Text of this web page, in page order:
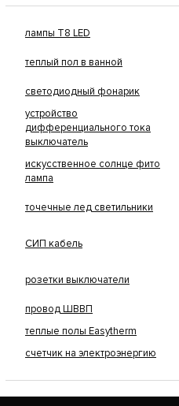
лампы Т8 LED
теплый пол в ванной
светодиодный фонарик
устройство
дифференциального тока
выключатель
искусственное солнце фито
лампа
точечные лед светильники
СИП кабель
розетки выключатели
провод ШВВП
теплые полы Easytherm
счетчик на электроэнергию